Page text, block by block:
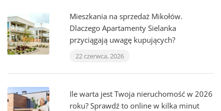
Mieszkania na sprzedaż Mikołów.
Dlaczego Apartamenty Sielanka
przyciągają uwagę kupujących?
22 czerwca, 2026
Ile warta jest Twoja nieruchomość w 2026
roku? Sprawdź to online w kilka minut